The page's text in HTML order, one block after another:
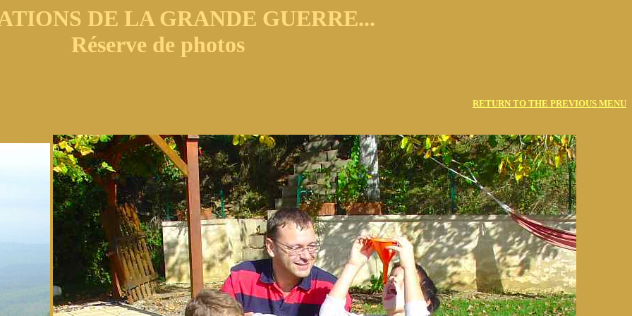
DE LA GRANDE GUERRE...
Réserve de photos
RETURN TO THE PREVIOUS MENU